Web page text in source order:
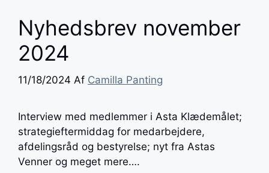
Nyhedsbrev november
2024
11/18/2024 Af Camilla Panting
Interview med medlemmer i Asta Klædemålet;
strategieftermiddag for medarbejdere,
afdelingsråd og bestyrelse; nyt fra Astas
Venner og meget mere….